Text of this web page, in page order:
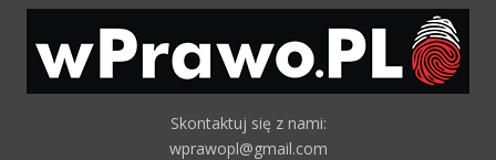
Skontaktuj się z nami:
wprawopl@gmail.com